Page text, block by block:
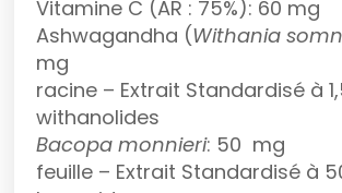
Vitamine C (AR : 75%): 60 mg
Ashwagandha (Withania
mg
racine – Extrait Standardisé à
withanolides
Bacopa monnieri: 50 mg
feuille – Extrait Standardisé à